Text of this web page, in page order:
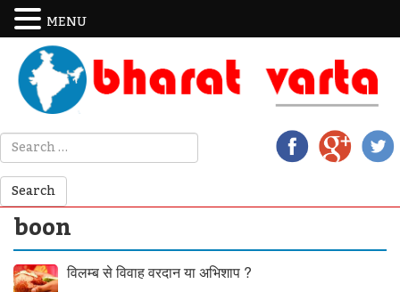
boon
विलम्ब से विवाह वरदान या अभिशाप ?
MENU